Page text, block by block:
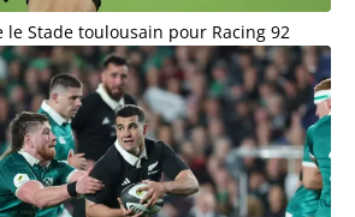
le Stade toulousain pour Racing 92